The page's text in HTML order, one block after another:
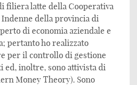
filiera latte della Cooperativa
della provincia di
di economia aziendale e
pertanto ho realizzato
per il controllo di gestione
ed, inoltre, sono attivista di
Money Theory). Sono